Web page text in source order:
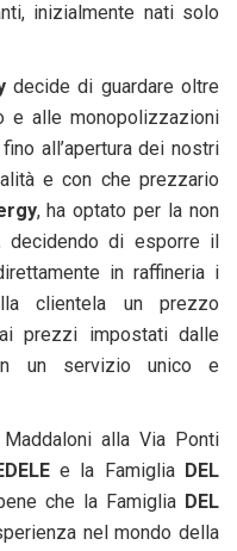
inizialmente nati solo
decide di guardare oltre
e alle monopolizzazioni
all’apertura dei nostri
e con che prezzario
, ha optato per la non
decidendo di esporre il
in raffineria i
clientela un prezzo
prezzi impostati dalle
un servizio unico e
alla Via Ponti
e la Famiglia DEL
che la Famiglia DEL
nel mondo della